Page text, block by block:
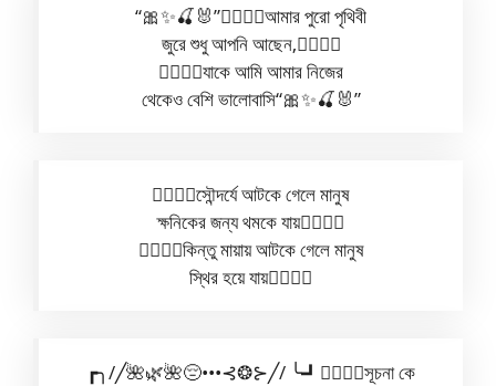
“🎀✨🍒🐰”✿⃟✺⃟আমার পুরো পৃথিবী
জুরে শুধু আপনি আছেন,✿⃟✺⃟
✿⃟✺⃟যাকে আমি আমার নিজের
থেকেও বেশি ভালোবাসি“🎀✨🍒🐰”
✿⃟✺⃟সৌন্দর্যে আটকে গেলে মানুষ
ক্ষনিকের জন্য থমকে যায়✿⃟✺⃟
✿⃟✺⃟কিন্তু মায়ায় আটকে গেলে মানুষ
স্থির হয়ে যায়✿⃟✺⃟
┏╮/╱🌺🌿🌺😔•••⊰❂⊱╱/ ╰┛✿⃟✺⃟সূচনা কে